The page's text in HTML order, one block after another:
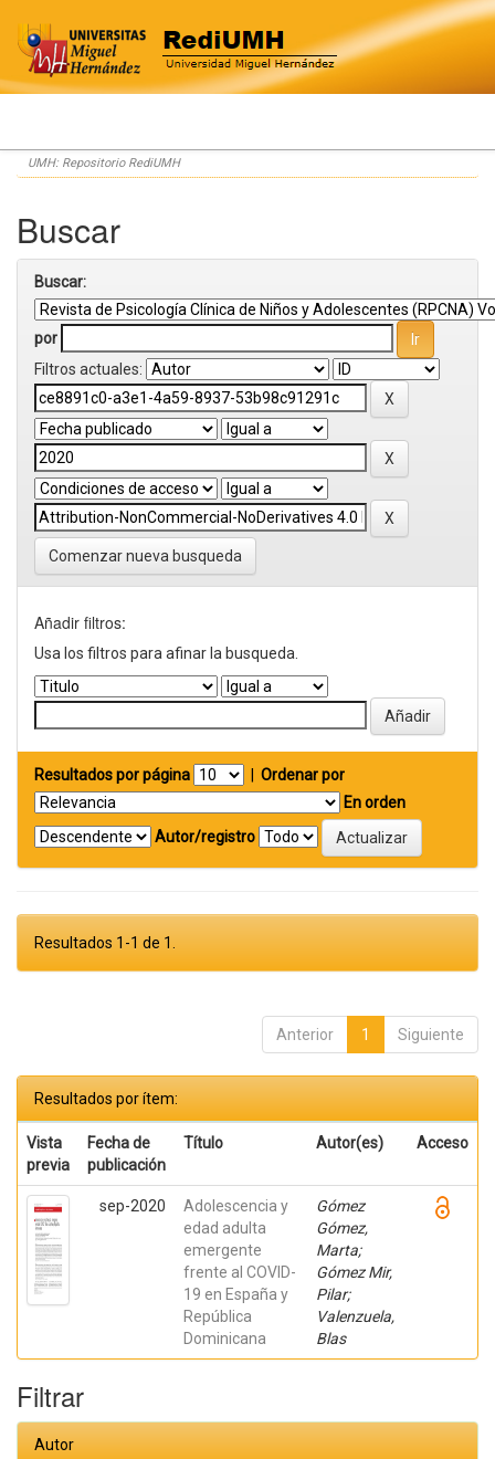
Skip
navigation
UMH: Repositorio RediUMH
Buscar
Buscar:
por
Filtros actuales:
Comenzar nueva busqueda
Añadir filtros:
Usa los filtros para afinar la busqueda.
Resultados por página
Ordenar por
En orden
Autor/registro
Resultados 1-1 de 1.
Anterior 1 Siguiente
Resultados por ítem:
Vista
previa
Fecha de
publicación
Título Autor(es) Acceso
sep-2020
Adolescencia y
edad adulta
emergente
frente al COVID-
19 en España y
República
Dominicana
Gómez
Gómez,
Marta;
Gómez Mir,
Pilar;
Valenzuela,
Blas
Filtrar
Autor